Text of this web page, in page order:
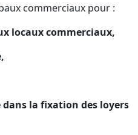
commerciaux pour :
locaux commerciaux,
la fixation des loyers